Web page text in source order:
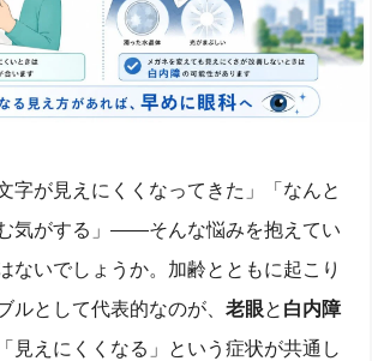
字が見えにくくなってきた」「なんと
気がする」——そんな悩みを抱えてい
ないでしょうか。加齢とともに起こり
ルとして代表的なのが、老眼と 白内障
見えにくくなる」という症状が共通し